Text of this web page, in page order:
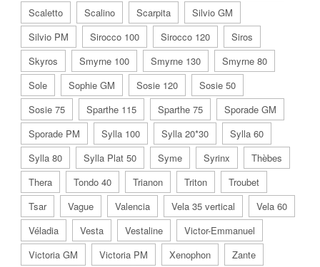
Scaletto
Scalino Scarpita
Silvio GM
Silvio PM
Sirocco 100 Sirocco 120
Siros
Skyros
Smyrne 100 Smyrne 130
Smyrne 80
Sole
Sophie GM Sosie 120
Sosie 50
Sosie 75
Sparthe 115 Sparthe 75
Sporade GM
Sporade PM
Sylla 100 Sylla 20*30
Sylla 60
Sylla 80
Sylla Plat 50 Syme Syrinx
Thèbes
Thera
Tondo 40 Trianon Triton
Troubet
Tsar
Vague Valencia Vela 35 vertical
Vela 60
Véladia
Vesta Vestaline
Victor-Emmanuel
Victoria GM
Victoria PM Xenophon
Zante